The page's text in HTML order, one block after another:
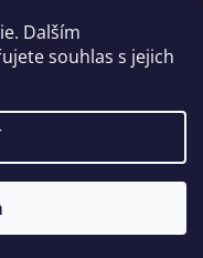
Dalším
souhlas s jejich
41 Kly je otevřena
- Ondřej Rutkowski.